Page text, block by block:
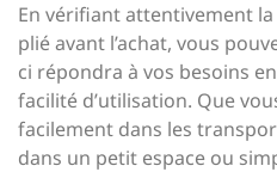
En vérifiant attentivement
plié avant l’achat, vous
ci répondra à vos besoins
facilité d’utilisation. Que
facilement dans les
dans un petit espace ou